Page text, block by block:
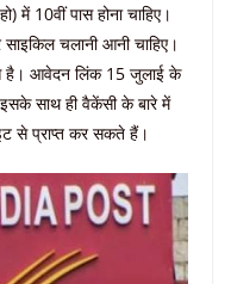
में 10वीं पास होना चाहिए।
चलानी आनी चाहिए।
है। आवेदन लिंक 15 जुलाई के
इसके साथ ही वैकेंसी के बारे में
से प्राप्त कर सकते हैं।